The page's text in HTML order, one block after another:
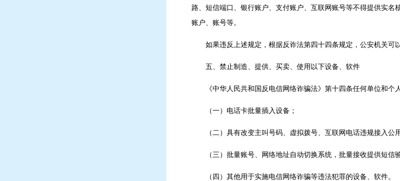
路、短信端口、银行账户、支付账户、互联网账号等不得提供实名
账户、账号等。
如果违反上述规定，根据反诈法第四十四条规定，公安机关可
五、禁止制造、提供、买卖、使用以下设备、软件
《中华人民共和国反电信网络诈骗法》第十四条任何单位和
（一）电话卡批量插入设备；
（二）具有改变主叫号码、虚拟拨号、互联网电话违规接入公
（三）批量账号、网络地址自动切换系统，批量接收提供短信
（四）其他用于实施电信网络诈骗等违法犯罪的设备、软件。